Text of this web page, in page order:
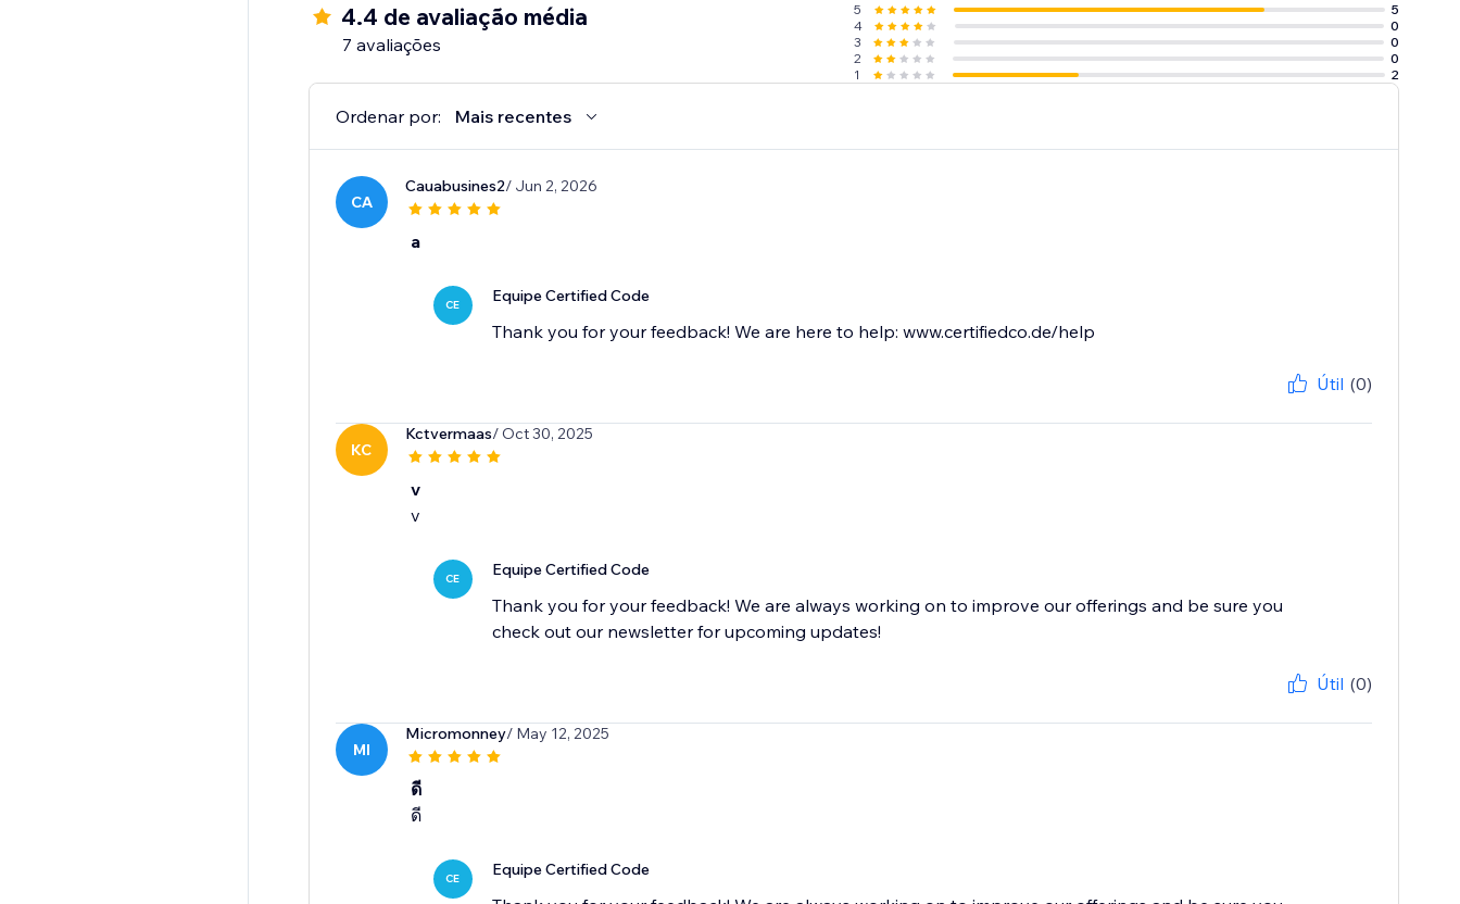
4.4 de avaliação média
7 avaliações
5
5
4
0
3
0
2
0
1
2
Ordenar por: Mais recentes
CA
Cauabusines2/ Jun 2, 2026
a
CE Equipe Certified Code
Thank you for your feedback! We are here to help: www.certifiedco.de/help
Útil (0)
KC
Kctvermaas/ Oct 30, 2025
v
v
CE Equipe Certified Code
Thank you for your feedback! We are always working on to improve our offerings and be sure you
check out our newsletter for upcoming updates!
Útil (0)
MI
Micromonney/ May 12, 2025
ดี
ดี
CE Equipe Certified Code